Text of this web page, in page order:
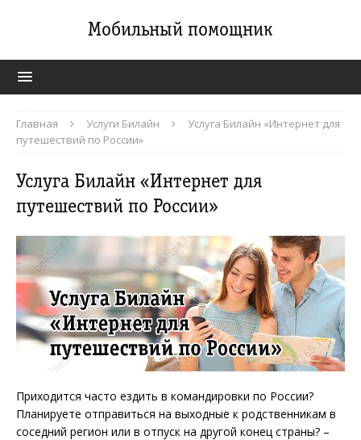
Мобильный помощник
Главная Услуги Билайн
Услуга Билайн «Интернет для
путешествий по России»
Услуга Билайн «Интернет для
путешествий по России»
Приходится часто ездить в командировки по России?
Планируете отправиться на выходные к родственникам в
соседний регион или в отпуск на другой конец страны? –